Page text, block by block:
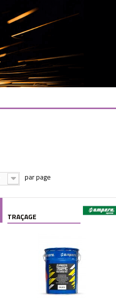
TRAÇAGE